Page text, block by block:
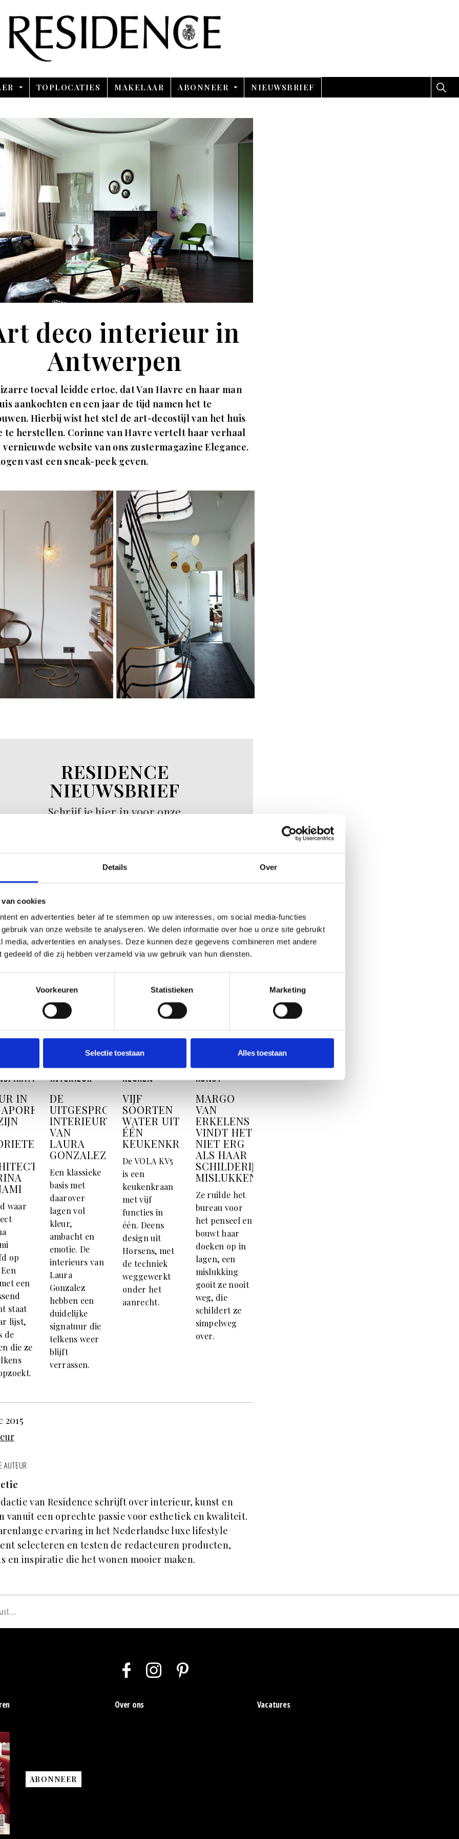
Details Over
cookies
en advertenties beter af te stemmen op uw interesses, om social media-functies
van onze website te analyseren. We delen informatie over hoe u onze site gebruikt
media, advertenties en analyses. Deze kunnen deze gegevens combineren met andere
gedeeld of die zij hebben verzameld via uw gebruik van hun diensten.
Voorkeuren Statistieken Marketing
Selectie toestaan Alles toestaan
TOPLOCATIES MAKELAAR ABONNEER NIEUWSBRIEF
deco interieur in
Antwerpen
toeval leidde ertoe, dat Van Havre en haar man
aankochten en een jaar de tijd namen het te
Hierbij wist het stel de art-decostijl van het huis
te herstellen. Corinne van Havre vertelt haar verhaal
vernieuwde website van ons zustermagazine Elegance.
vast een sneak-peek geven.
RESIDENCE
NIEUWSBRIEF
Schrijf je hier in voor onze
INSPIRATIE
IN
waar
op
een
staat
lijst,
de
die ze
INTERIEUR
DE
UITGESPROKEN
INTERIEURWERELD
VAN
LAURA
GONZALEZ
Een klassieke
basis met
daarover
lagen vol
kleur,
ambacht en
emotie. De
interieurs van
Laura
Gonzalez
hebben een
duidelijke
signatuur die
telkens weer
blijft
verrassen.
KEUKEN
VIJF
SOORTEN
WATER UIT
ÉÉN
KEUKENKRAAN
De VOLA KV5
is een
keukenkraan
met vijf
functies in
één. Deens
design uit
Horsens, met
de techniek
weggewerkt
onder het
aanrecht.
KUNST
MARGO
VAN
ERKELENS
VINDT HET
NIET ERG
ALS HAAR
SCHILDERIJEN
MISLUKKEN
Ze ruilde het
bureau voor
het penseel en
bouwt haar
doeken op in
lagen, een
mislukking
gooit ze nooit
weg, die
schildert ze
simpelweg
over.
2015
AUTEUR
van Residence schrijft over interieur, kunst en
vanuit een oprechte passie voor esthetiek en kwaliteit.
ervaring in het Nederlandse luxe lifestyle
selecteren en testen de redacteuren producten,
en inspiratie die het wonen mooier maken.
Over ons Vacatures
ABONNEER